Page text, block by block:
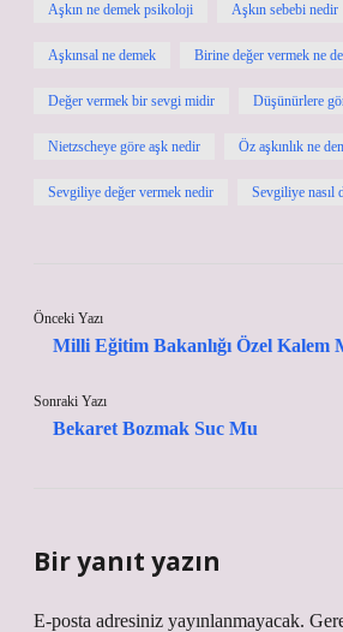
Aşkın ne demek psikoloji Aşkın sebebi nedir
Aşkınsal ne demek Birine değer vermek ne
Değer vermek bir sevgi midir Düşünürlere
Nietzscheye göre aşk nedir Öz aşkınlık ne
Sevgiliye değer vermek nedir Sevgiliye nasıl
Önceki Yazı
Milli Eğitim Bakanlığı Özel
Sonraki Yazı
Bekaret Bozmak Suc Mu
Bir yanıt yazın
E-posta adresiniz yayınlanmayacak.